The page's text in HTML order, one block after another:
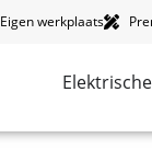
Eigen werkplaats